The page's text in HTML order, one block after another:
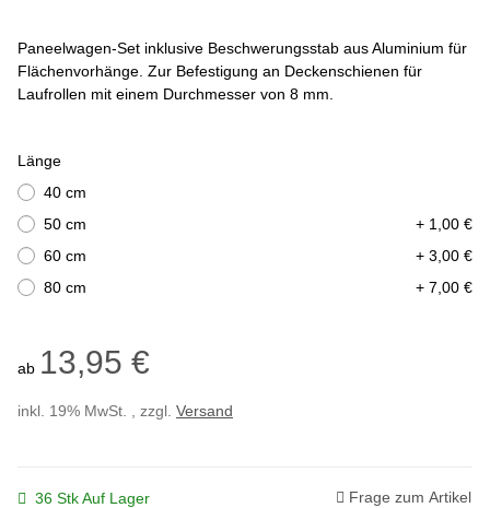
Paneelwagen-Set inklusive Beschwerungsstab aus Aluminium für
Flächenvorhänge. Zur Befestigung an Deckenschienen für
Laufrollen mit einem Durchmesser von 8 mm.
Länge
40 cm
50 cm
+ 1,00 €
60 cm
+ 3,00 €
80 cm
+ 7,00 €
ab 13,95 €
inkl. 19% MwSt. , zzgl. Versand
36 Stk Auf Lager Frage zum Artikel